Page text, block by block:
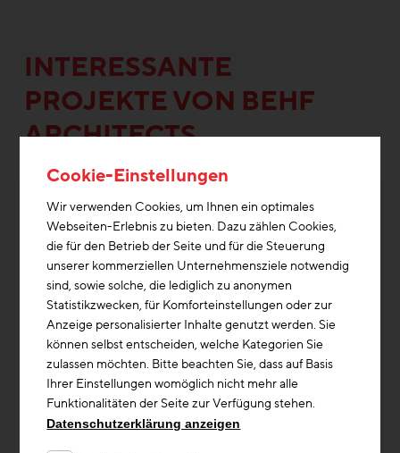
INTERESSANTE
PROJEKTE VON BEHF
ARCHITECTS
Kreislaufwirtschaft
Cookie-Einstellungen
Wir verwenden Cookies, um Ihnen ein optimales
Webseiten-Erlebnis zu bieten. Dazu zählen Cookies,
die für den Betrieb der Seite und für die Steuerung
unserer kommerziellen Unternehmensziele notwendig
sind, sowie solche, die lediglich zu anonymen
Statistikzwecken, für Komforteinstellungen oder zur
Anzeige personalisierter Inhalte genutzt werden. Sie
können selbst entscheiden, welche Kategorien Sie
zulassen möchten. Bitte beachten Sie, dass auf Basis
Ihrer Einstellungen womöglich nicht mehr alle
Funktionalitäten der Seite zur Verfügung stehen.
Datenschutzerklärung anzeigen